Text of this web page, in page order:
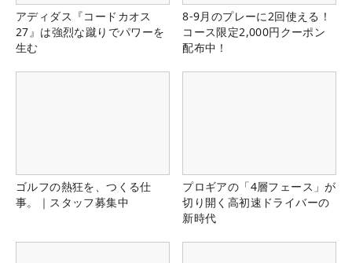
アディダス『コードカオス
27』は強烈な蹴りでパワーを
生む
8-9月のプレーに2回使える！
コース限定2,000円クーポン
配布中！
ゴルフの熱狂を、つくる仕
事。｜スタッフ募集中
プロギアの「4層フェース」が
切り開く高初速ドライバーの
新時代